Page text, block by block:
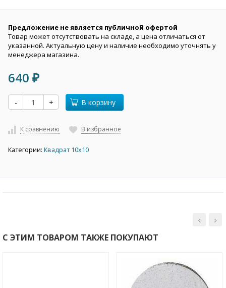
Предложение не является публичной офертой
Товар может отсутствовать на складе, а цена отличаться от
указанной. Актуальную цену и наличие необходимо уточнять у
менеджера магазина.
640 ₽
- + В корзину
К сравнению В избранное
Категории: Квадрат 10х10
С ЭТИМ ТОВАРОМ ТАКЖЕ ПОКУПАЮТ